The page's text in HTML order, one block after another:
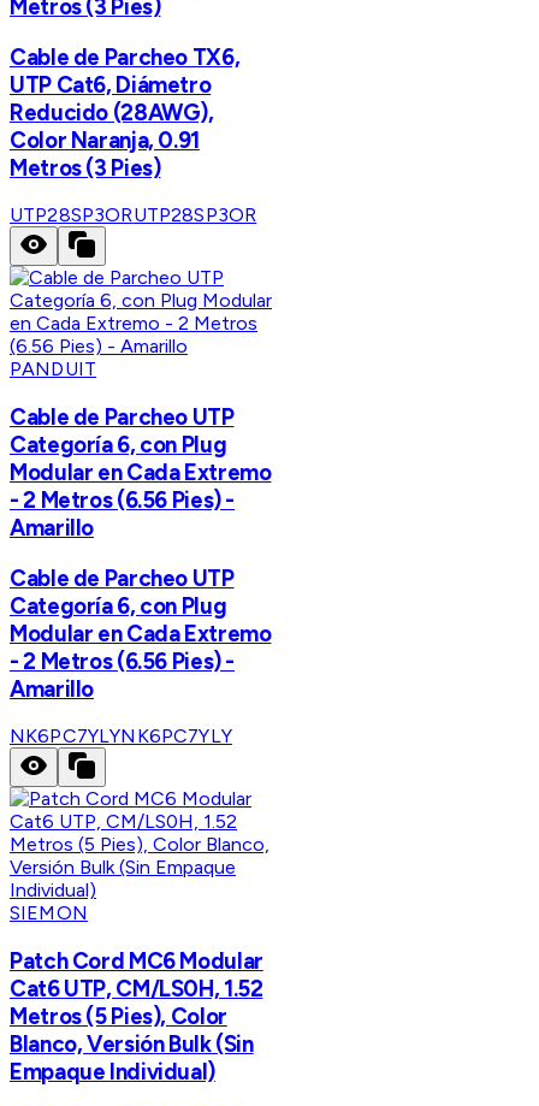
Metros (3 Pies)
Cable de Parcheo TX6,
UTP Cat6, Diámetro
Reducido (28AWG),
Color Naranja, 0.91
Metros (3 Pies)
UTP28SP3ORUTP28SP3OR
PANDUIT
Cable de Parcheo UTP
Categoría 6, con Plug
Modular en Cada Extremo
- 2 Metros (6.56 Pies) -
Amarillo
Cable de Parcheo UTP
Categoría 6, con Plug
Modular en Cada Extremo
- 2 Metros (6.56 Pies) -
Amarillo
NK6PC7YLYNK6PC7YLY
SIEMON
Patch Cord MC6 Modular
Cat6 UTP, CM/LS0H, 1.52
Metros (5 Pies), Color
Blanco, Versión Bulk (Sin
Empaque Individual)